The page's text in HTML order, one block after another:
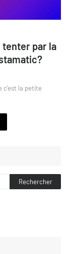
par la
c'est la petite